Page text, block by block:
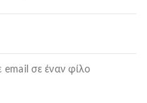
email σε έναν φίλο